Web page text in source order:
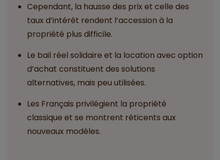
Cependant, la hausse des prix et celle des
taux d’intérêt rendent l’accession à la
propriété plus difficile.
Le bail réel solidaire et la location avec option
d’achat constituent des solutions
alternatives, mais peu utilisées.
Les Français privilégient la propriété
classique et se montrent réticents aux
nouveaux modèles.